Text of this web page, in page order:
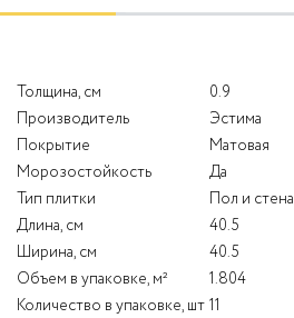
Толщина, см
0.9
Производитель
Эстима
Покрытие
Матовая
Морозостойкость
Да
Тип плитки
Пол и стена
Длина, см
40.5
Ширина, см
40.5
Объем в упаковке, м²
1.804
Количество в упаковке, шт 11